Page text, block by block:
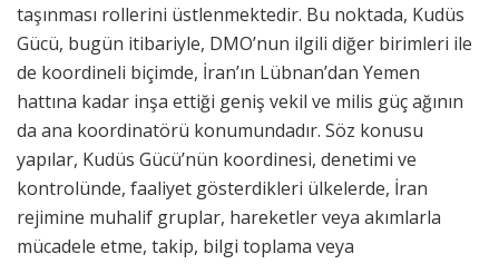
taşınması rollerini üstlenmektedir. Bu noktada, Kudüs
Gücü, bugün itibariyle, DMO’nun ilgili diğer birimleri ile
de koordineli biçimde, İran’ın Lübnan’dan Yemen
hattına kadar inşa ettiği geniş vekil ve milis güç ağının
da ana koordinatörü konumundadır. Söz konusu
yapılar, Kudüs Gücü’nün koordinesi, denetimi ve
kontrolünde, faaliyet gösterdikleri ülkelerde, İran
rejimine muhalif gruplar, hareketler veya akımlarla
mücadele etme, takip, bilgi toplama veya